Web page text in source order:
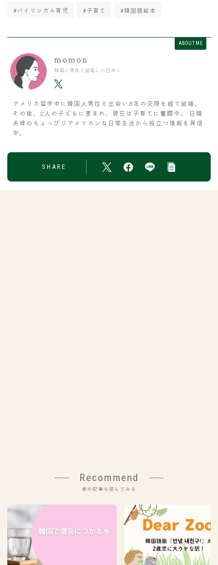
#バイリンガル育児 #子育て #韓国語絵本
ABOUT ME
momon
韓国人男性と結婚した日本人
アメリカ留学中に韓国人男性と出会い8年の交際を経て結婚。
その後、2人の子どもに恵まれ、現在は子育てに奮闘中。 日韓
夫婦のちょっぴりアメリカンな日常生活から役立つ情報を発信
中。
SHARE
Recommend
他の記事も読んでみる